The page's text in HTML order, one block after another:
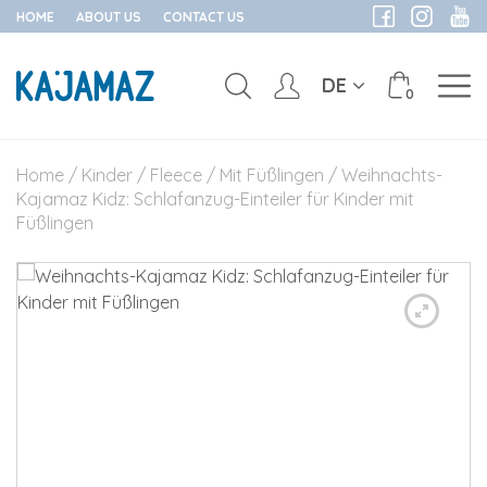
content
HOME ABOUT US CONTACT US
0
DE
Home / Kinder / Fleece / Mit Füßlingen / Weihnachts-
Kajamaz Kidz: Schlafanzug-Einteiler für Kinder mit
Füßlingen